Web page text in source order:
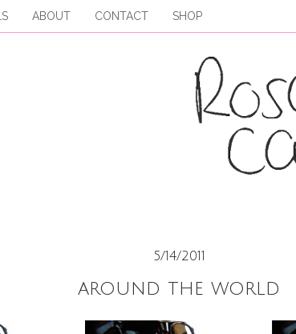
ABOUT CONTACT SHOP
5/14/2011
around the world